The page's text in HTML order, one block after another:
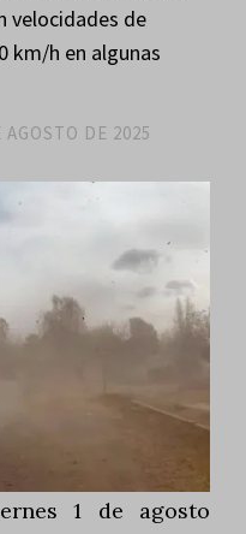
velocidades de
km/h en algunas
AGOSTO DE 2025
1 de agosto